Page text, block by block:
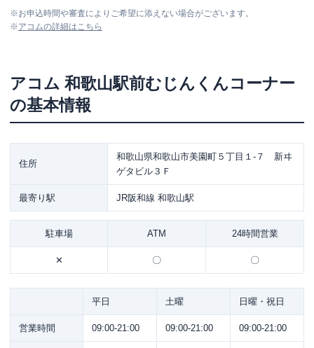
※お申込時間や審査によりご希望に添えない場合がございます。
※アコムの詳細はこちら
アコム 和歌山駅前むじんくんコーナー
の基本情報
住所
和歌山県和歌山市美園町５丁目１-７ 新ヰ
ゲタビル３Ｆ
最寄り駅 JR阪和線 和歌山駅
駐車場 ATM 24時間営業
✕ 〇 〇
平日 土曜 日曜・祝日
営業時間 09:00-21:00 09:00-21:00 09:00-21:00